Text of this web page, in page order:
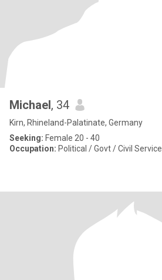
Michael, 34
Kirn, Rhineland-Palatinate, Germany
Seeking: Female 20 - 40
Occupation: Political / Govt / Civil Service